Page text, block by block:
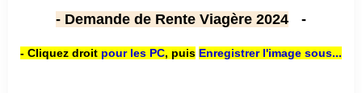
- Demande de Rente Viagère 2024 -
- Cliquez droit pour les PC, puis Enregistrer l'image sous...